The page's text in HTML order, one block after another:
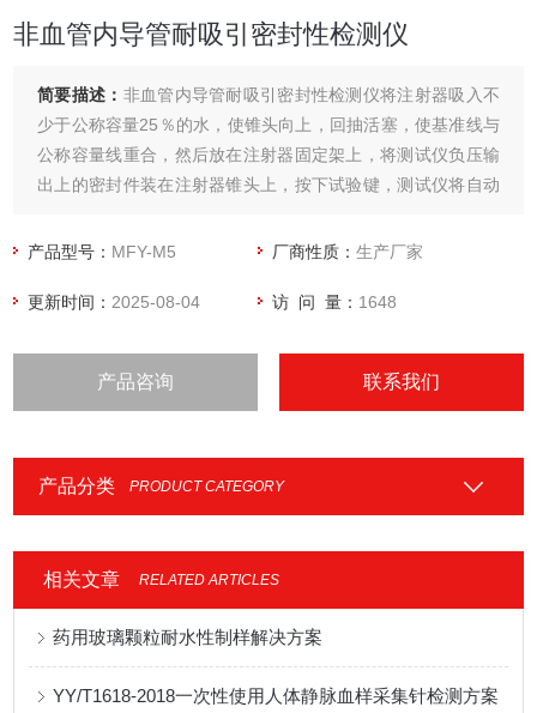
非血管内导管耐吸引密封性检测仪
简要描述： 非血管内导管耐吸引密封性检测仪将注射器吸入不
少于公称容量25％的水，使锥头向上，回抽活塞，使基准线与
公称容量线重合，然后放在注射器固定架上，将测试仪负压输
出上的密封件装在注射器锥头上，按下试验键，测试仪将自动
产品型号： MFY-M5 厂商性质：生产厂家
更新时间： 2025-08-04 访 问 量： 1648
产品咨询 联系我们
产品分类 PRODUCT CATEGORY
相关文章 RELATED ARTICLES
药用玻璃颗粒耐水性制样解决方案
YY/T1618-2018一次性使用人体静脉血样采集针检测方案